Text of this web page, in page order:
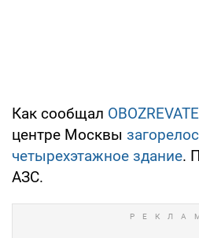
Как сообщал
центре Москвы
четырехэтажное здание.
АЗС.